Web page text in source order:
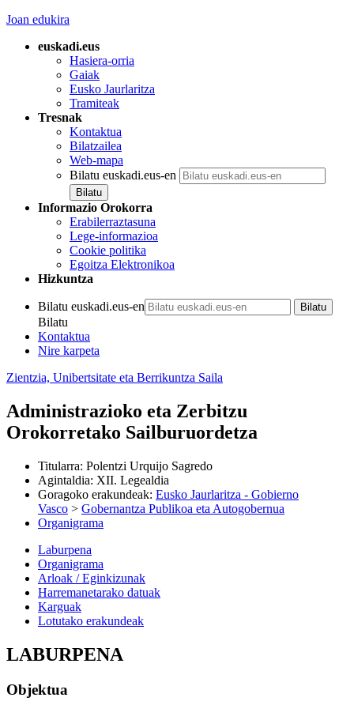
Joan edukira
euskadi.eus
Hasiera-orria
Gaiak
Eusko Jaurlaritza
Tramiteak
Tresnak
Kontaktua
Bilatzailea
Web-mapa
Bilatu euskadi.eus-en
Informazio Orokorra
Erabilerraztasuna
Lege-informazioa
Cookie politika
Egoitza Elektronikoa
Hizkuntza
Bilatu euskadi.eus-en
Bilatu
Kontaktua
Nire karpeta
Zientzia, Unibertsitate eta Berrikuntza Saila
Administrazioko eta Zerbitzu
Orokorretako Sailburuordetza
Titularra: Polentzi Urquijo Sagredo
Agintaldia: XII. Legealdia
Goragoko erakundeak: Eusko Jaurlaritza - Gobierno
Vasco > Gobernantza Publikoa eta Autogobernua
Organigrama
Laburpena
Organigrama
Arloak / Eginkizunak
Harremanetarako datuak
Karguak
Lotutako erakundeak
LABURPENA
Objektua